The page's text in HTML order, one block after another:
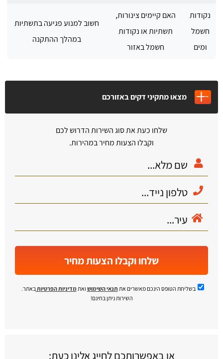
נקודות
חשמל
ומים
האם קיימים צינורות,
תשתיות או נקודות
חשמל באזור
חשוב למנוע פגיעה בתשתיות
במהלך ההתקנה
מצאו מתקיני דקים באזורכם
שלחו כעת את סוג השירות הדרוש לכם
וקבלו הצעות מחיר במהירות.
שלחו וקבלו הצעות מחיר
בשליחת הטופס הינכם מאשרים את תנאי השימוש ואתמדיניות הפרטיותבאתר.
השירות ניתן בחינם!
או באפשרותכם לחייג אלינו כעת: